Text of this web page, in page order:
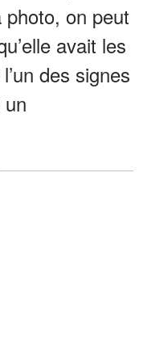
on peut
avait les
des signes